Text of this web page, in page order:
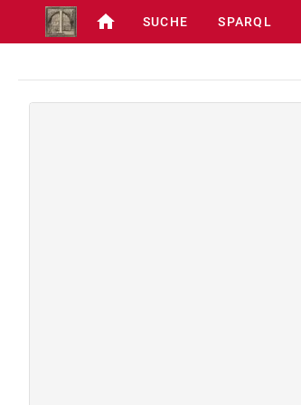
SUCHE SPARQL